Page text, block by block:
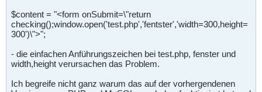
$content = "<form onSubmit=\"return
checking();window.open('test.php','fentster','width=300,height=
300')\">";
- die einfachen Anführungszeichen bei test.php, fenster und
width,height verursachen das Problem.
Ich begreife nicht ganz warum das auf der vorhergendenen